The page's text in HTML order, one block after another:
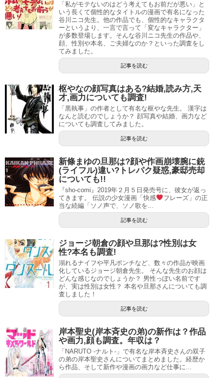
しかし、自分に薦めてきた理由を考えなおして改めて引き
受けることに。
「アオアシ」を描く上では、サッカーの先生的存在のスポ
ーツライター・上野直彦さんが取材・原案協力をしてくだ
さり、作品におけるサッカーのリアリティをサポートして
くださっているそうです。
関連記事
小林有吾の性別は女性？
「私がモテないのはどう考えてもお前だが悪い」と
いう長くて個性的なタイトルの漫画で有名になった
谷川ニコ先生。他の作品でも、個性的なキャラクタ
ーというより、一言で言って「変なキャラクター」
が多数登場します。そんな谷川ニコ先生の作品や、
顔、性別や本名、ご夫婦なのか？といった調査をし
てみました。
記事を読む
枢やなの顔写真はある?結婚,読み方,天
才,画力についても調査!
「黒執事」の作者として有名な枢やな先生。 漢字は
なんと読むのでしょうか？ 顔写真や結婚、画力など
についても調査してみました。
記事を読む
新條まゆの旦那は?顔や作画崩壊腕に銃
(ライフル)違い?トレパク疑惑,豪邸売却
についても!!
『sho-comi』2019年２月５日発売号に、彼女が返っ
てきます。 伝説の少女漫画「快感
フレーズ」の正
当な続編「ソノ声で、ソノ歌を...
記事を読む
ジョージ朝倉の顔や旦那は?性別は女
性?本名も調査!
溺れるナイフや平凡ポンチなど、数々の作品が映画
化しているジョージ朝倉先生。 そんな先生のお顔は
どんな感じなのでしょうか？ 男性っぽい名前です
が、実は性別は女性？ 本名や旦那さんについても調
査しました！
記事を読む
岸本聖史(岸本斉史の弟)の新作は？作品
や画力,顔も調査。年収は？
「NARUTO -ナルト-」で有名な岸本斉史さんの双子
の弟の岸本聖史さんについてまとめました。経歴か
ら作品、そして新作や漫画の画力など仕事に...